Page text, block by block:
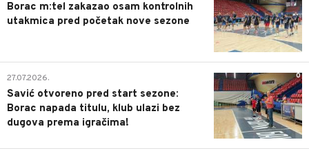
Borac m:tel zakazao osam kontrolnih
utakmica pred početak nove sezone
0
27.07.2026.
Savić otvoreno pred start sezone:
Borac napada titulu, klub ulazi bez
dugova prema igračima!